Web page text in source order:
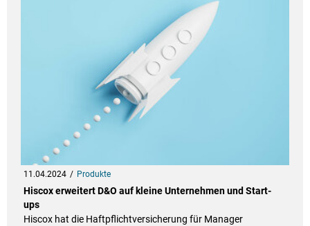
11.04.2024 Produkte
Hiscox erweitert D&O auf kleine Unternehmen und Start-
ups
Hiscox hat die Haftpflichtversicherung für Manager